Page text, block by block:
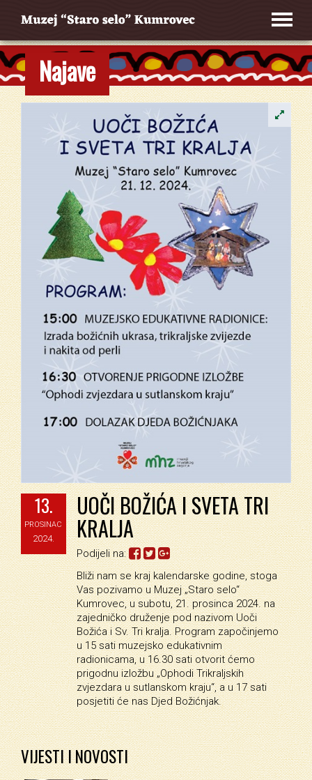
Najave
13.
PROSINAC
2024.
UOČI BOŽIĆA I SVETA TRI
KRALJA
Podijeli na:
Bliži nam se kraj kalendarske godine, stoga
Vas pozivamo u Muzej „Staro selo“
Kumrovec, u subotu, 21. prosinca 2024. na
zajedničko druženje pod nazivom Uoči
Božića i Sv. Tri kralja. Program započinjemo
u 15 sati muzejsko edukativnim
radionicama, u 16.30 sati otvorit ćemo
prigodnu izložbu „Ophodi Trikraljskih
zvjezdara u sutlanskom kraju“, a u 17 sati
posjetiti će nas Djed Božićnjak.
VIJESTI I NOVOSTI